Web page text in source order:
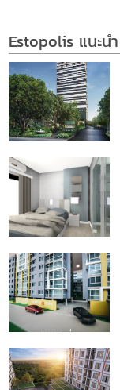
Estopolis แนะนำ